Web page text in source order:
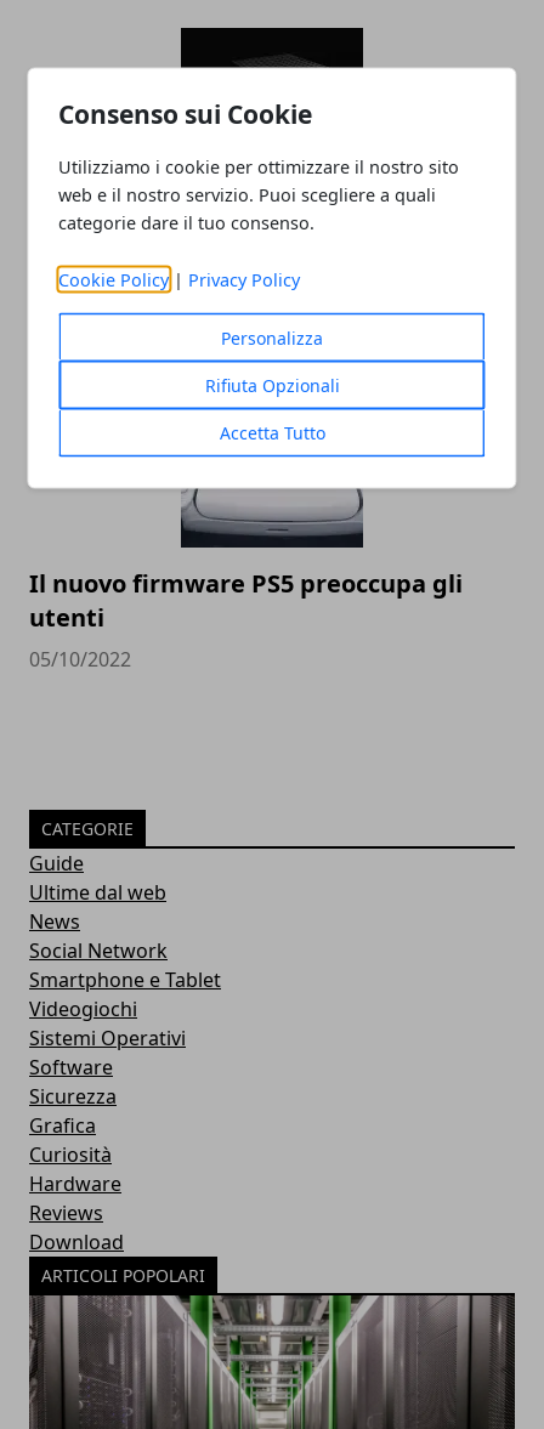
Consenso sui Cookie
Utilizziamo i cookie per ottimizzare il nostro sito
web e il nostro servizio. Puoi scegliere a quali
categorie dare il tuo consenso.
Cookie Policy | Privacy Policy
Personalizza
Rifiuta Opzionali
Accetta Tutto
volgendo al termine
09/10/2022
Il nuovo firmware PS5 preoccupa gli
utenti
05/10/2022
CATEGORIE
Guide
Ultime dal web
News
Social Network
Smartphone e Tablet
Videogiochi
Sistemi Operativi
Software
Sicurezza
Grafica
Curiosità
Hardware
Reviews
Download
ARTICOLI POPOLARI